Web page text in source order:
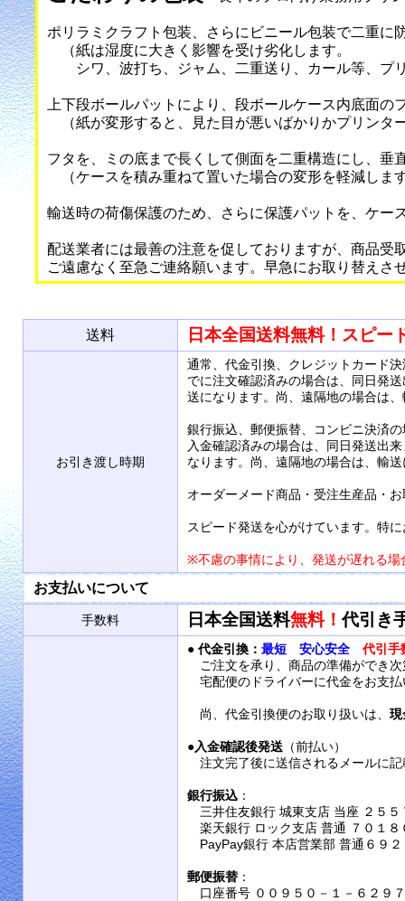
ポリラミクラフト包装、さらにビニール包装で二重に
（紙は湿度に大きく影響を受け劣化します。
シワ、波打ち、ジャム、二重送り、カール等、プ
上下段ボールパットにより、段ボールケース内底面
（紙が変形すると、見た目が悪いばかりかプリンタ
フタを、ミの底まで長くして側面を二重構造にし、垂
（ケースを積み重ねて置いた場合の変形を軽減しま
輸送時の荷傷保護のため、さらに保護パットを、ケー
配送業者には最善の注意を促しておりますが、商品受
ご遠慮なく至急ご連絡願います。早急にお取り替えさ
送料 日本全国送料無料！スピ
お引き渡し時期
通常、代金引換、クレジットカード
でに注文確認済みの場合は、同日発
送になります。尚、遠隔地の場合は
銀行振込、郵便振替、コンビニ決済
入金確認済みの場合は、同日発送出
なります。尚、遠隔地の場合は、輸
オーダーメード商品・受注生産品・
スピード発送を心がけています。特
※不慮の事情により、発送が遅れる場
お支払いについて
手数料 日本全国送料無料！代引き
● 代金引換： 最短 安心安全
代引手
ご注文を承り、商品の準備ができ
宅配便のドライバーに代金をお支
尚、代金引換便のお取り扱いは、 現
●入金確認後発送 （前払い）
注文完了後に送信されるメールに
銀行振込 ：
三井住友銀行 城東支店 当座 ２５５
楽天銀行 ロック支店 普通 ７０１８
PayPay銀行 本店営業部 普通６９
郵便振替 ：
口座番号 ００９５０－１－６２９